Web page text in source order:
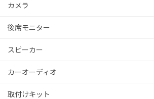
カメラ
後席モニター
スピーカー
カーオーディオ
取付けキット